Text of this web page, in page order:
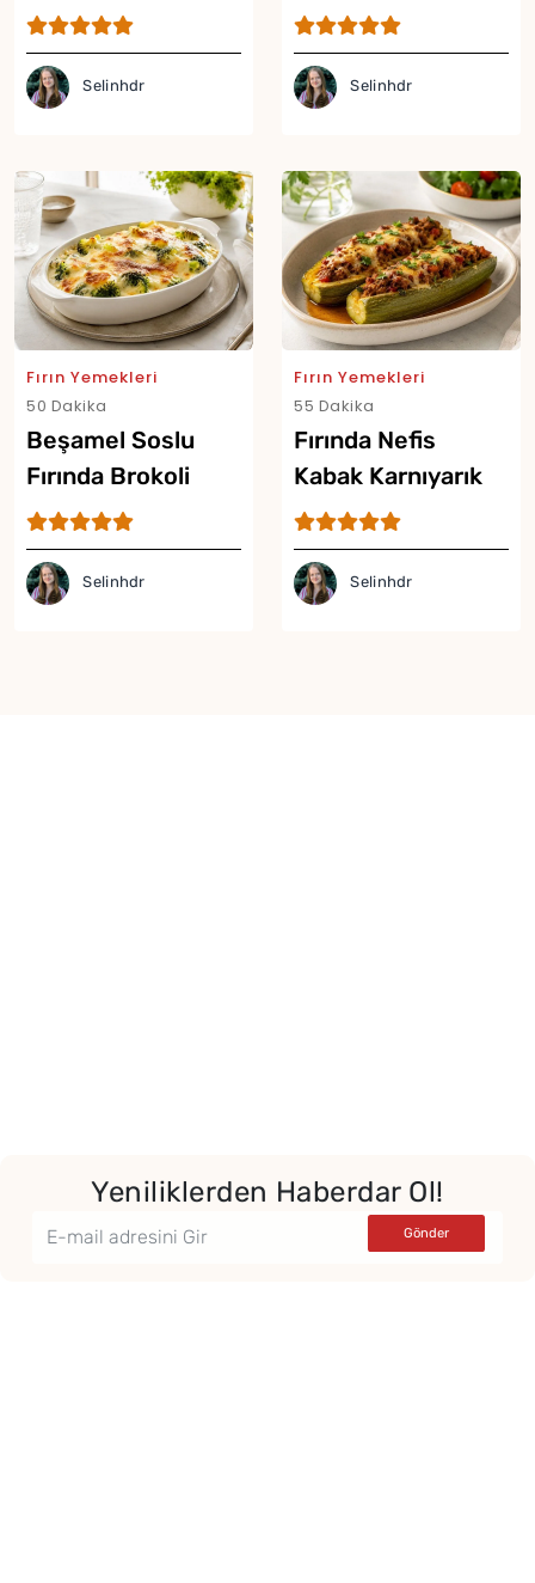
Tarifi
Selinhdr Selinhdr
Fırın Yemekleri
50 Dakika
Beşamel Soslu
Fırında Brokoli
Tarifi
Selinhdr
Fırın Yemekleri
55 Dakika
Fırında Nefis
Kabak Karnıyarık
Tarifi
Selinhdr
Yeniliklerden Haberdar Ol!